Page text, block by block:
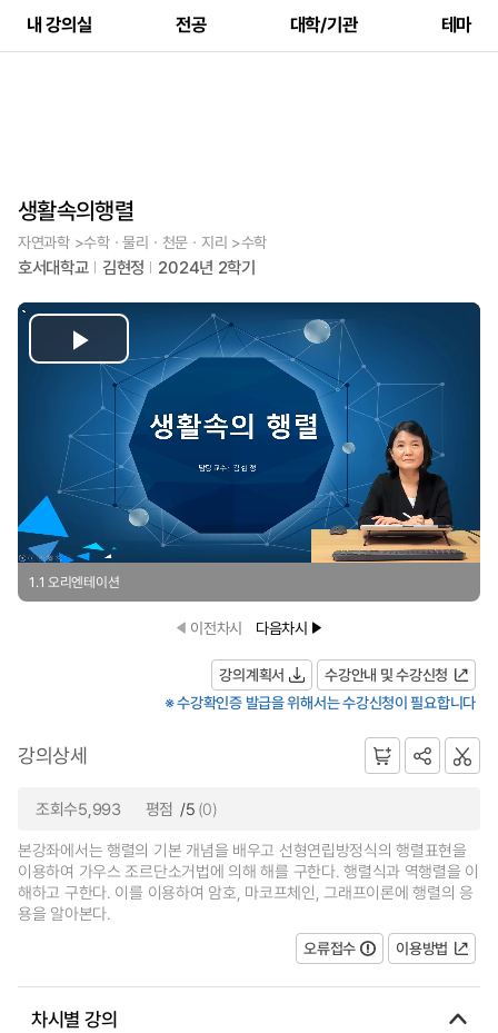
내 강의실 전공 대학/기관 테마
생활속의행렬
자연과학 >수학ㆍ물리ㆍ천문ㆍ지리 >수학
호서대학교 김현정 2024년 2학기
Play
Video
1.1 오리엔테이션
이전차시 다음차시
강의계획서
수강안내 및 수강신청
※ 수강확인증 발급을 위해서는 수강신청이 필요합니다
강의상세
조회수5,993 평점 /5 (0)
본강좌에서는 행렬의 기본 개념을 배우고 선형연립방정식의 행렬표현을
이용하여 가우스 조르단소거법에 의해 해를 구한다. 행렬식과 역행렬을 이
해하고 구한다. 이를 이용하여 암호, 마코프체인, 그래프이론에 행렬의 응
용을 알아본다.
오류접수
이용방법
차시별 강의